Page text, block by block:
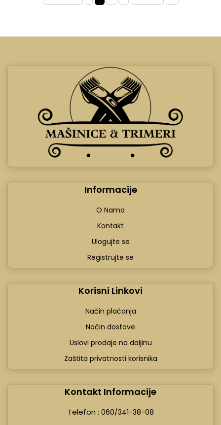
Informacije
O Nama
Kontakt
Ulogujte se
Registrujte se
Korisni Linkovi
Način plaćanja
Način dostave
Uslovi prodaje na daljinu
Zaštita privatnosti korisnika
Kontakt Informacije
Telefon : 060/341-38-08